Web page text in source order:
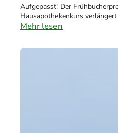
Aufgepasst! Der
Hausapothekenkurs
Mehr lesen